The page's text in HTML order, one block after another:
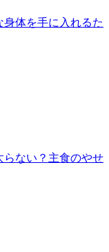
身体を手に入れるた
らない？主食のやせ